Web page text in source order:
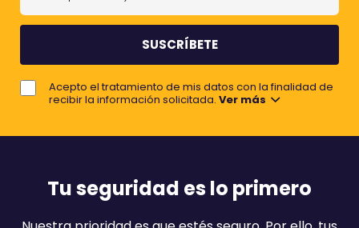
m
r
e
m
j
o
e
Acepto el tratamiento de mis datos con la finalidad de
recibir la información solicitada. Ver más
Tu seguridad es lo primero